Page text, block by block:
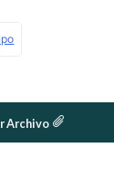
Archivo